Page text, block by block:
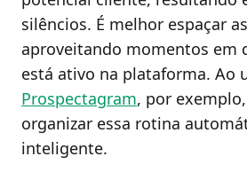
silêncios. É melhor espaçar
aproveitando momentos em
está ativo na plataforma. Ao
Prospectagram, por
organizar essa rotina
inteligente.